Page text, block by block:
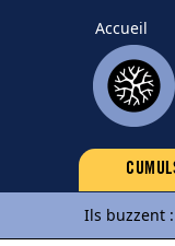
Accueil
Ils buzzent :